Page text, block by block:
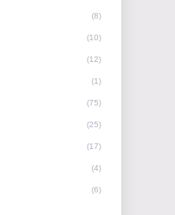
(8)
(10)
(12)
(1)
(75)
(25)
(17)
(4)
(6)